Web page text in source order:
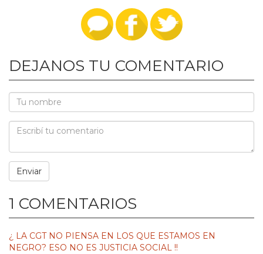
DEJANOS TU COMENTARIO
1 COMENTARIOS
¿ LA CGT NO PIENSA EN LOS QUE ESTAMOS EN
NEGRO? ESO NO ES JUSTICIA SOCIAL !!